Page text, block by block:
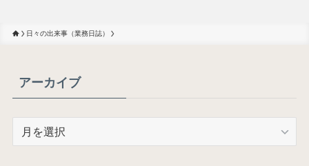
日々の出来事（業務日誌）
アーカイブ